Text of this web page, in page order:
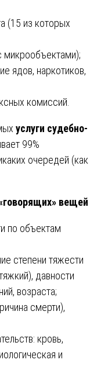
(15 из которых
микрообъектами);
ядов, наркотиков,
комиссий.
услуги судебно-
99%
очередей (как
вещей
по объектам
степени тяжести
давности
возраста;
смерти),
кровь,
и